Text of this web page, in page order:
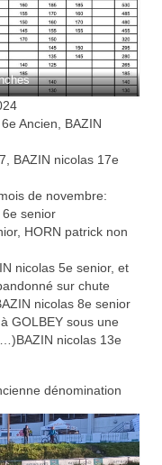
Ancien, BAZIN
BAZIN nicolas 17e
de novembre:
6e senior
HORN patrick non
nicolas 5e senior, et
sur chute
nicolas 8e senior
GOLBEY sous une
nicolas 13e
dénomination